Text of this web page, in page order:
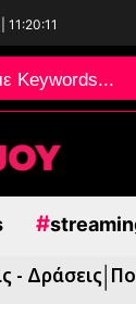
11:20:13
#
- Δράσεις